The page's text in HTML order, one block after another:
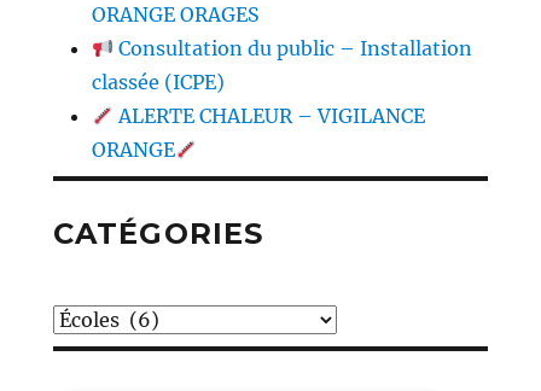
ORANGE ORAGES
Consultation du public – Installation
classée (ICPE)
ALERTE CHALEUR – VIGILANCE
ORANGE
CATÉGORIES
Catégories